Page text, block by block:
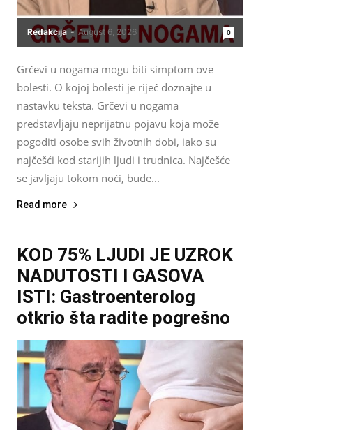
Redakcija - August 6, 2026 0
Grčevi u nogama mogu biti simptom ove
bolesti. O kojoj bolesti je riječ doznajte u
nastavku teksta. Grčevi u nogama
predstavljaju neprijatnu pojavu koja može
pogoditi osobe svih životnih dobi, iako su
najčešći kod starijih ljudi i trudnica. Najčešće
se javljaju tokom noći, bude...
Read more
KOD 75% LJUDI JE UZROK
NADUTOSTI I GASOVA
ISTI: Gastroenterolog
otkrio šta radite pogrešno